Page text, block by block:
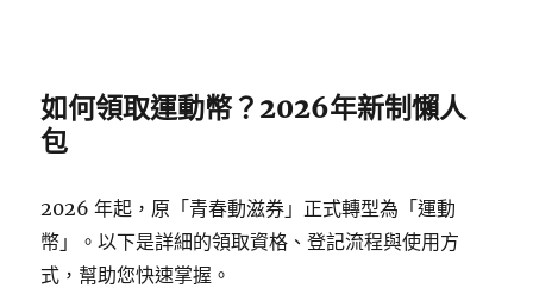
如何領取運動幣？2026年新制懶人
包
2026 年起，原「青春動滋券」正式轉型為「運動
幣」。以下是詳細的領取資格、登記流程與使用方
式，幫助您快速掌握。